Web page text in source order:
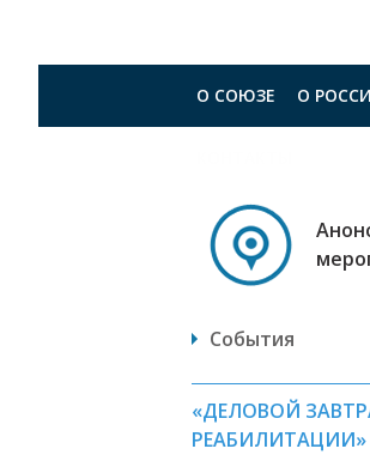
О СОЮЗЕ О
События
«ДЕЛОВОЙ
РЕАБИЛИТАЦИИ»